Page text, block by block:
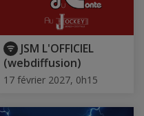
JSM L'OFFICIEL
(webdiffusion)
17 février 2027, 0h15